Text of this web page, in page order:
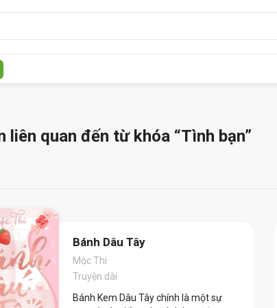
liên quan đến từ khóa “Tình bạn”
Bánh Dâu Tây
Mộc Thi
Truyện dài
Bánh Kem Dâu Tây chính là một sự